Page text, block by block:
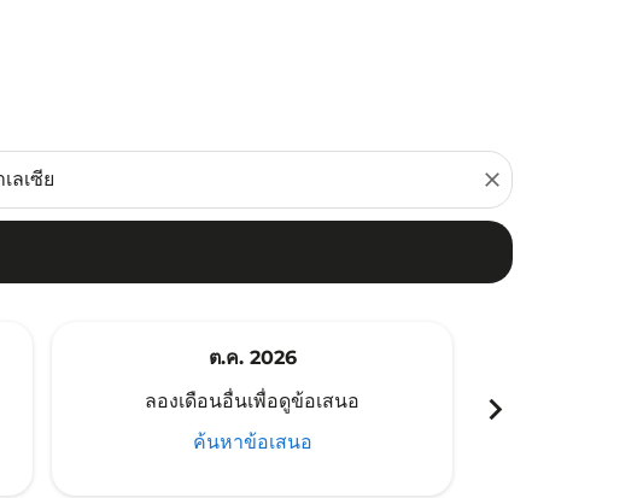
close
ต.ค. 2026
ลองเดือนอื่นเพื่อดูข้อเสนอ
ค้นหาข้อเสนอ
chevron_right